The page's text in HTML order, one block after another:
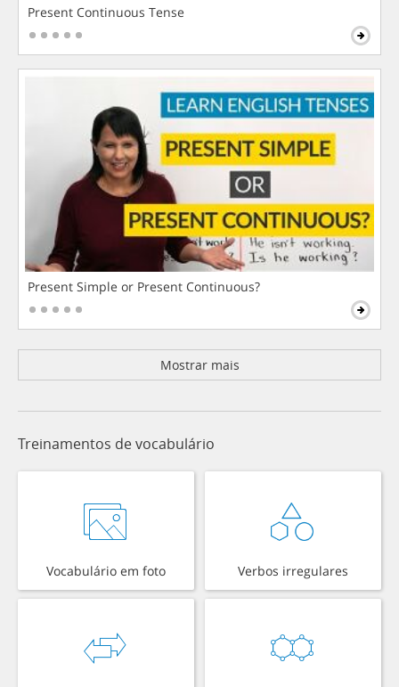
Present Continuous Tense
Present Simple or Present Continuous?
Mostrar mais
Treinamentos de vocabulário
Vocabulário em foto Verbos irregulares